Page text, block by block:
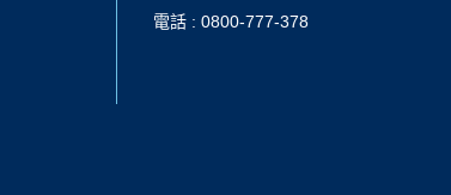
電話 : 0800-777-378